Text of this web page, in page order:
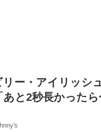
リー・アイリッシ
あと2秒長かった